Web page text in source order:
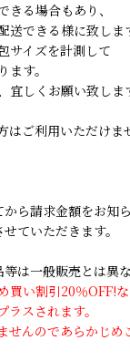
る場合もあり、
送できる様に致しま
サイズを計測して
す。
しくお願い致しま
はご利用いただけま
ら請求金額をお知ら
ていただきます。
は一般販売とは異
い割引20％OFF!
スされます。
んのであらかじめ